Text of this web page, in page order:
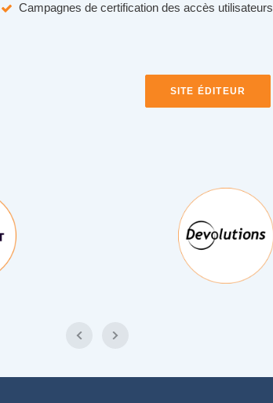
Campagnes de certification des accès utilisateurs
SITE ÉDITEUR